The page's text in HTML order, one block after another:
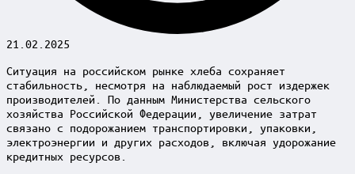
21.02.2025
Ситуация на российском рынке хлеба сохраняет
стабильность, несмотря на наблюдаемый рост издержек
производителей. По данным Министерства сельского
хозяйства Российской Федерации, увеличение затрат
связано с подорожанием транспортировки, упаковки,
электроэнергии и других расходов, включая удорожание
кредитных ресурсов.